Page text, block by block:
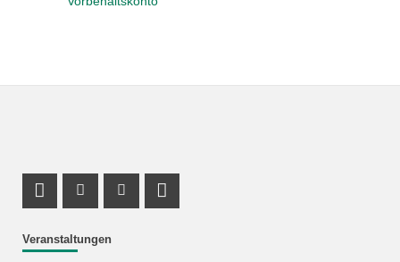
Veranstaltungen
Profil Mastodon
Instagram Profil
Youtube Profil
LinkedIn Profil